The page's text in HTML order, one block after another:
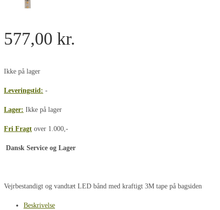
577,00 kr.
Ikke på lager
Leveringstid: -
Lager: Ikke på lager
Fri Fragt over 1.000,-
Dansk Service og Lager
Vejrbestandigt og vandtæt LED bånd med kraftigt 3M tape på bagsiden
Beskrivelse